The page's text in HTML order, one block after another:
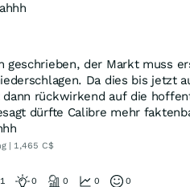
geschrieben, der Markt muss
Da dies bis jetzt
dann rückwirkend auf die
dürfte Calibre mehr
| 1,465 C$
1 0 0 0 0